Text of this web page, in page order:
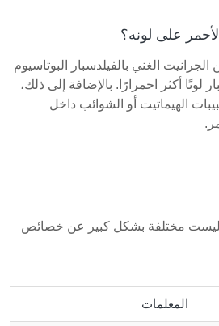
على لونه؟
الغني بالفيلدسبار البوتاسيوم
لونًا أكثر احمرارًا. بالإضافة إلى ذلك،
الهيماتيت أو الشوائب داخل
ليست مختلفة بشكل كبير عن خصائص
المعلمات